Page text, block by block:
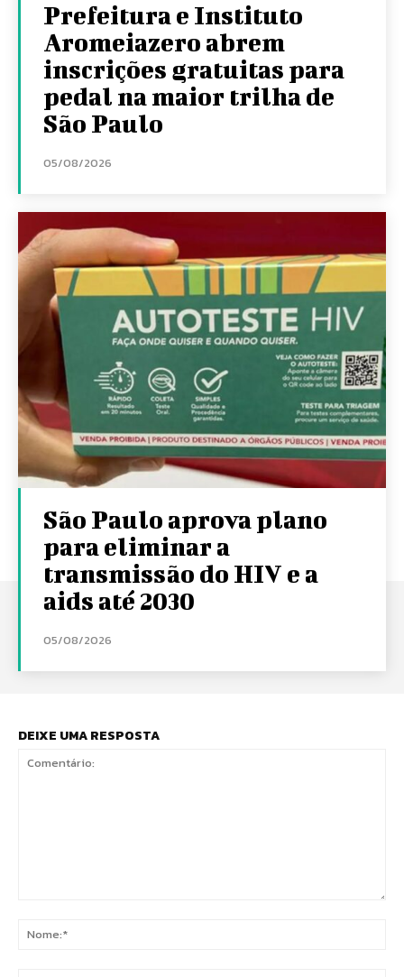
Prefeitura e Instituto
Aromeiazero abrem
inscrições gratuitas para
pedal na maior trilha de
São Paulo
05/08/2026
São Paulo aprova plano
para eliminar a
transmissão do HIV e a
aids até 2030
05/08/2026
DEIXE UMA RESPOSTA